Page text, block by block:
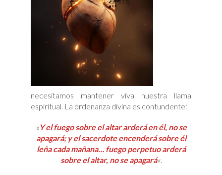
necesitamos mantener viva nuestra llama
espiritual. La ordenanza divina es contundente:
«Y el fuego sobre el altar arderá en él, no se
apagará; y el sacerdote encenderá sobre él
leña cada mañana… fuego perpetuo arderá
sobre el altar, no se apagará«.